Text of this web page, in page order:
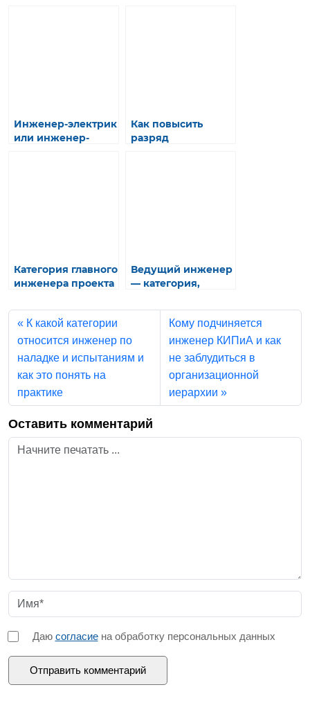
Инженер-электрик
или инженер-
Как повысить
разряд
Категория главного
инженера проекта
управленец?
Ведущий инженер
— категория,
карьерный путь
К какой категории
относится инженер по
наладке и испытаниям и
как это понять на
практике
Кому подчиняется
инженер КИПиА и как
не заблудиться в
организационной
иерархии
Оставить комментарий
Даю согласиена обработку персональных данных